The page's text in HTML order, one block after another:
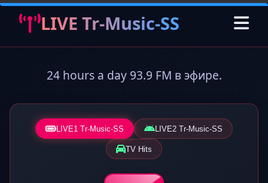
LIVE Tr-Music-SS
24 hours a day 93.9 FM в эфире.
LIVE1 Tr-Music-SS LIVE2 Tr-Music-SS
TV Hits